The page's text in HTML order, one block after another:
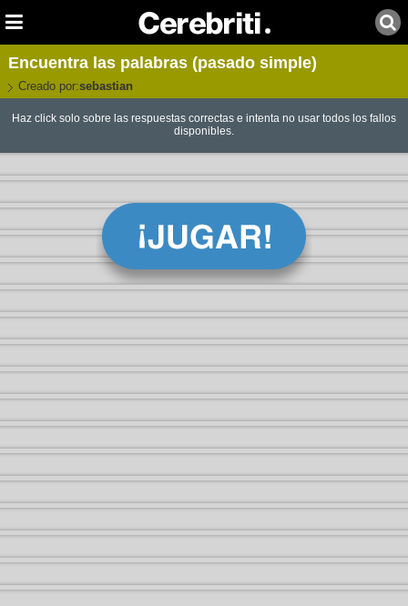
Encuentra las palabras (pasado simple)
Creado por:sebastian
Haz click solo sobre las respuestas correctas e intenta no usar todos los fallos
disponibles.